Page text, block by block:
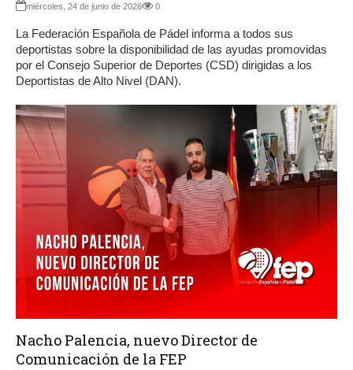
miércoles, 24 de junio de 2026 0
La Federación Española de Pádel informa a todos sus
deportistas sobre la disponibilidad de las ayudas promovidas
por el Consejo Superior de Deportes (CSD) dirigidas a los
Deportistas de Alto Nivel (DAN).
Nacho Palencia, nuevo Director de
Comunicación de la FEP